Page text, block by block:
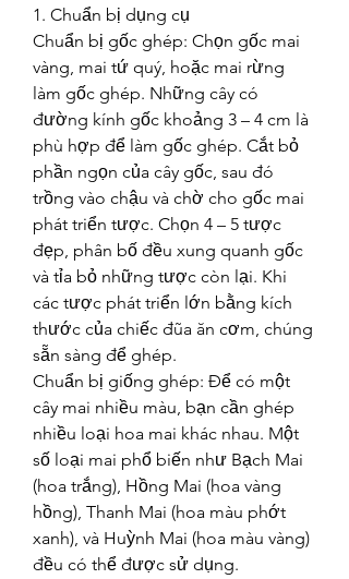
1. Chuẩn bị dụng cụ
Chuẩn bị gốc ghép: Chọn gốc mai
vàng, mai tứ quý, hoặc mai rừng
làm gốc ghép. Những cây có
đường kính gốc khoảng 3 – 4 cm là
phù hợp để làm gốc ghép. Cắt bỏ
phần ngọn của cây gốc, sau đó
trồng vào chậu và chờ cho gốc mai
phát triển tược. Chọn 4 – 5 tược
đẹp, phân bố đều xung quanh gốc
và tỉa bỏ những tược còn lại. Khi
các tược phát triển lớn bằng kích
thước của chiếc đũa ăn cơm, chúng
sẵn sàng để ghép.
Chuẩn bị giống ghép: Để có một
cây mai nhiều màu, bạn cần ghép
nhiều loại hoa mai khác nhau. Một
số loại mai phổ biến như Bạch Mai
(hoa trắng), Hồng Mai (hoa vàng
hồng), Thanh Mai (hoa màu phớt
xanh), và Huỳnh Mai (hoa màu vàng)
đều có thể được sử dụng.